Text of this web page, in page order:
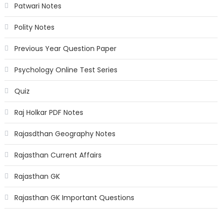
Patwari Notes
Polity Notes
Previous Year Question Paper
Psychology Online Test Series
Quiz
Raj Holkar PDF Notes
Rajasdthan Geography Notes
Rajasthan Current Affairs
Rajasthan GK
Rajasthan GK Important Questions